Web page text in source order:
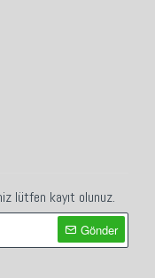
lütfen kayıt olunuz.
Gönder